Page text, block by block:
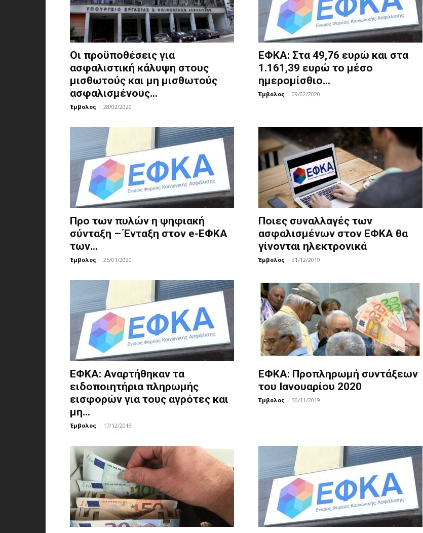
Οι προϋποθέσεις για
ασφαλιστική κάλυψη στους
μισθωτούς και μη μισθωτούς
ασφαλισμένους...
Έμβολος - 28/02/2020
ΕΦΚΑ: Στα 49,76 ευρώ και στα
1.161,39 ευρώ το μέσο
ημερομίσθιο...
Έμβολος - 09/02/2020
Προ των πυλών η ψηφιακή
σύνταξη – Ένταξη στον e-ΕΦΚΑ
των...
Έμβολος - 25/01/2020
Ποιες συναλλαγές των
ασφαλισμένων στον ΕΦΚΑ θα
γίνονται ηλεκτρονικά
Έμβολος - 31/12/2019
ΕΦΚΑ: Αναρτήθηκαν τα
ειδοποιητήρια πληρωμής
εισφορών για τους αγρότες και
μη...
Έμβολος - 17/12/2019
ΕΦΚΑ: Προπληρωμή συντάξεων
του Ιανουαρίου 2020
Έμβολος - 30/11/2019